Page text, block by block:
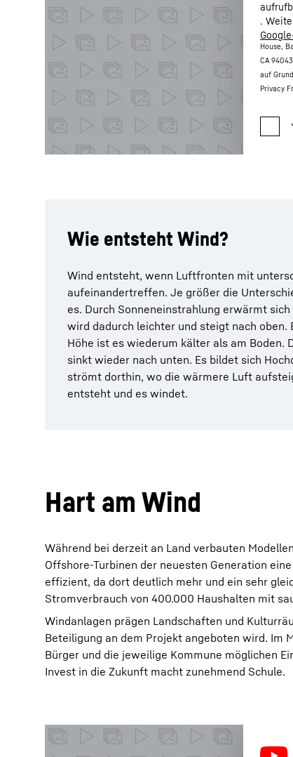
.
House,
CA
auf
Privacy
Wie entsteht Wind?
Wind entsteht, wenn Luftfronten mit
aufeinandertreffen. Je größer die
es. Durch Sonneneinstrahlung erwärmt
wird dadurch leichter und steigt nach oben.
Höhe ist es wiederum kälter als am Boden.
sinkt wieder nach unten. Es bildet sich
strömt dorthin, wo die wärmere Luft
entsteht und es windet.
Hart am Wind
Während bei derzeit an Land verbauten
Offshore-Turbinen der neuesten Generation
effizient, da dort deutlich mehr und ein sehr
Stromverbrauch von 400.000 Haushalten mit
Windanlagen prägen Landschaften und
Beteiligung an dem Projekt angeboten wird. Im
Bürger und die jeweilige Kommune möglichen
Invest in die Zukunft macht zunehmend Schule.